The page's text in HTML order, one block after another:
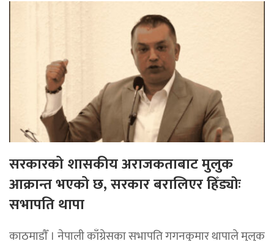
सरकारको शासकीय अराजकताबाट मुलुक
आक्रान्त भएको छ, सरकार बरालिएर हिँड्याेः
सभापति थापा
काठमाडाैँ । नेपाली काँग्रेसका सभापति गगनकुमार थापाले मुलुक